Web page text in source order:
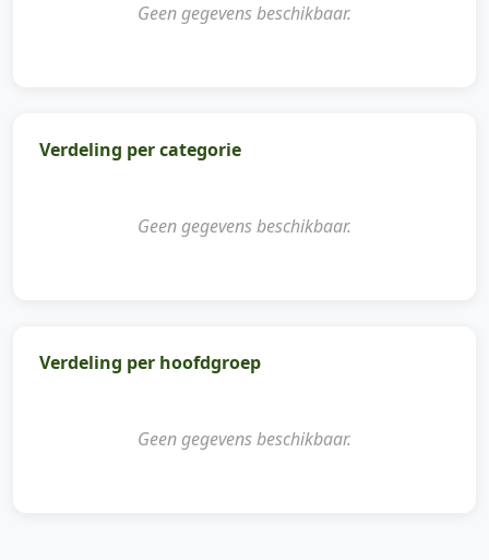
Geen gegevens beschikbaar.
Verdeling per categorie
Geen gegevens beschikbaar.
Verdeling per hoofdgroep
Geen gegevens beschikbaar.